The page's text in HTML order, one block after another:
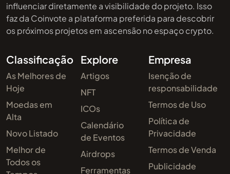
influenciar diretamente a visibilidade do projeto. Isso
faz da Coinvote a plataforma preferida para descobrir
os próximos projetos em ascensão no espaço crypto.
Classificação
As Melhores de
Hoje
Moedas em
Alta
Novo Listado
Melhor de
Todos os
Explore
Artigos
NFT
ICOs
Calendário
de Eventos
Airdrops
Ferramentas
Empresa
Isenção de
responsabilidade
Termos de Uso
Política de
Privacidade
Termos de Venda
Publicidade